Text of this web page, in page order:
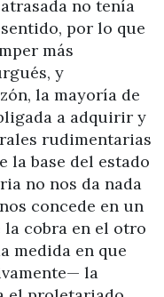
no tenía
por lo que
más
y
la mayoría de
a adquirir y
rudimentarias
la base del estado
no nos da nada
concede en un
cobra en el otro
medida en que
la